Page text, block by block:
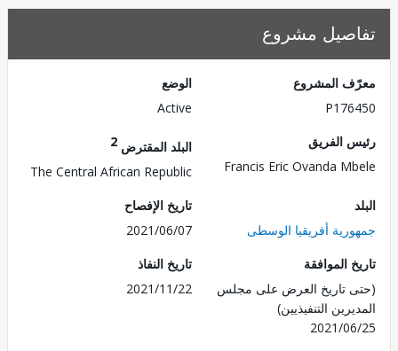
مشروع
المشروع
الفريق
Francis Eric Ovanda
البلد المقترض
The Central African Republic
أفريقيا الوسطى
تاريخ الإفصاح
2021/06/07
الموافقة
تاريخ العرض على مجلس
التنفيذيين)
2021/
تاريخ النفاذ
2021/11/22